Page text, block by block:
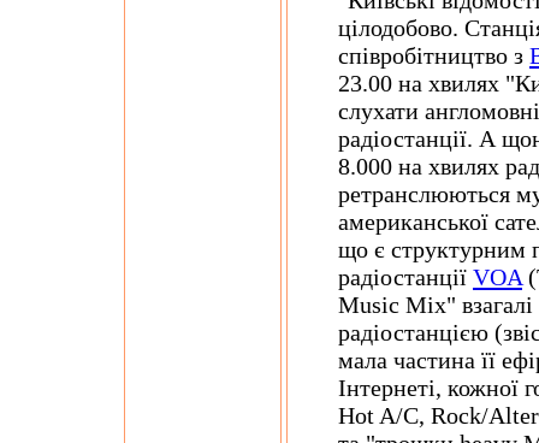
цілодобово.
співробітництво з
23.00 на хвилях
слухати
радіостанції. А
8.000 на хвилях
ретранслюються
американської
що є структурним
радіостанції VOA
Music Mix"
радіостанцією
мала частина її
Інтернеті, кожної
Hot A/C, Rock/